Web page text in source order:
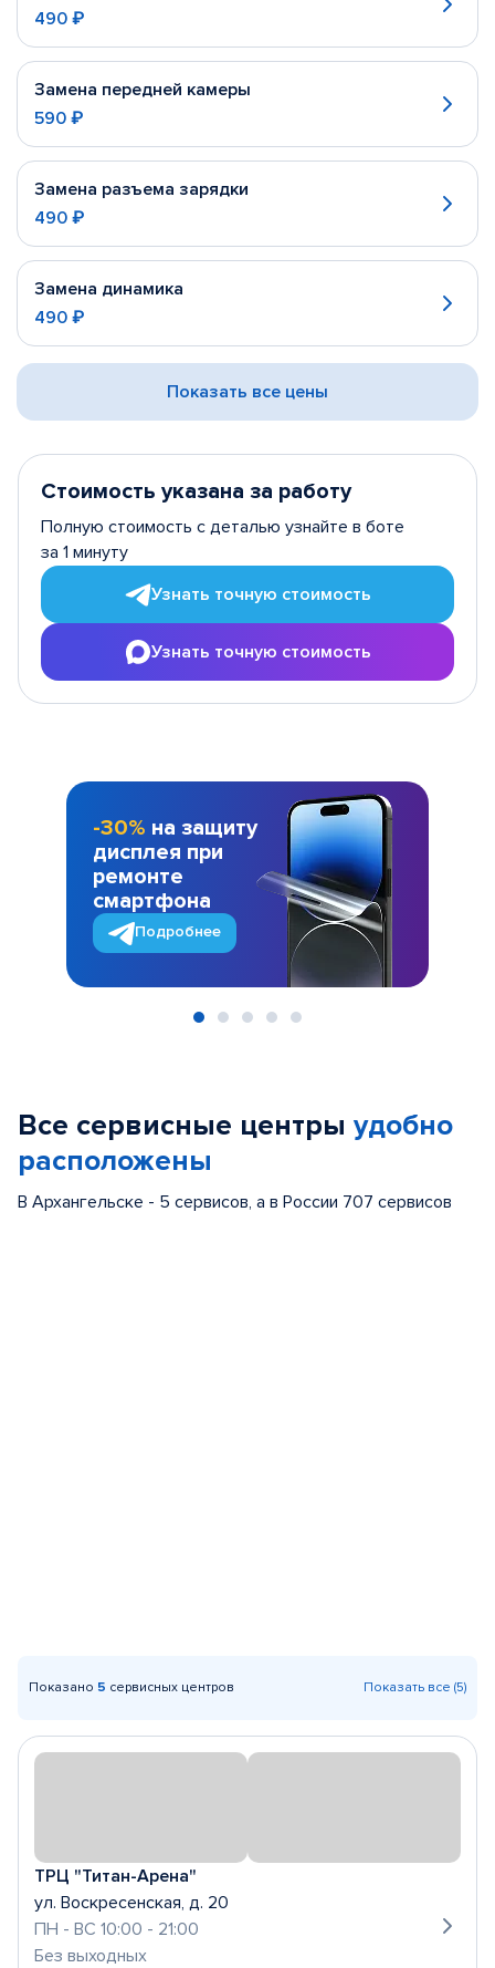
490 ₽
Замена передней камеры
590 ₽
Замена разъема зарядки
490 ₽
Замена динамика
490 ₽
Показать все цены
Стоимость указана за работу
Полную стоимость с деталью узнайте в боте
за 1 минуту
Узнать точную стоимость
Узнать точную стоимость
-30% на защиту
дисплея при
ремонте
смартфона
Подробнее
Все сервисные центры удобно
расположены
В Архангельске - 5 сервисов, а в России 707 сервисов
Показано 5 сервисных центров Показать все (5)
ТРЦ "Титан-Арена"
ул. Воскресенская, д. 20
ПН - ВС 10:00 - 21:00
Без выходных